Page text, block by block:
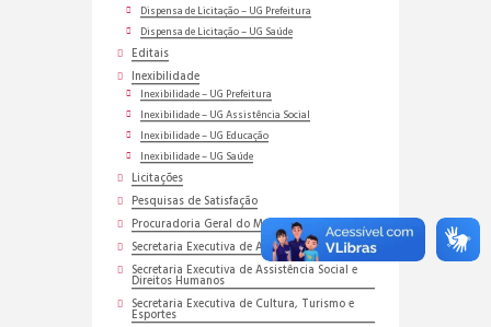
Dispensa de Licitação – UG Prefeitura
Dispensa de Licitação – UG Saúde
Editais
Inexibilidade
Inexibilidade – UG Prefeitura
Inexibilidade – UG Assistência Social
Inexibilidade – UG Educação
Inexibilidade – UG Saúde
Licitações
Pesquisas de Satisfação
Procuradoria Geral do Município
Secretaria Executiva de Administração
Secretaria Executiva de Assistência Social e
Direitos Humanos
Secretaria Executiva de Cultura, Turismo e
Esportes